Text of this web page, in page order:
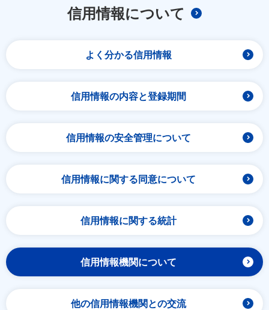
信用情報について
よく分かる信用情報
信用情報の内容と登録期間
信用情報の安全管理について
信用情報に関する同意について
信用情報に関する統計
信用情報機関について
他の信用情報機関との交流